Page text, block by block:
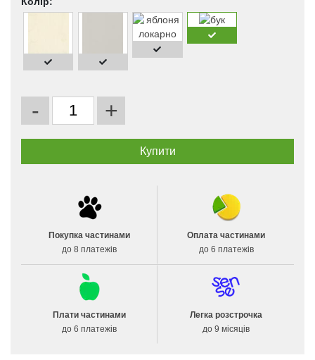
- +
Покупка частинами
до 8 платежів
Оплата частинами
до 6 платежів
Плати частинами
до 6 платежів
Легка розстрочка
до 9 місяців